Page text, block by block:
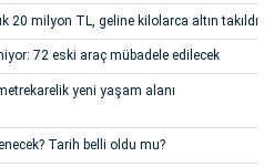
20 milyon TL, geline kilolarca altın takıldı
72 eski araç mübadele edilecek
yeni yaşam alanı
Tarih belli oldu mu?